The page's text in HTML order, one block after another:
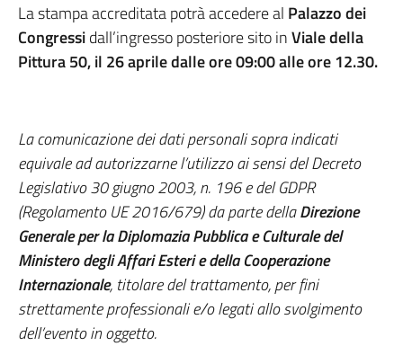
La stampa accreditata potrà accedere al Palazzo dei
Congressidall’ingresso posteriore sito inViale della
Pittura 50, il 26 aprile dalle ore 09:00 alle ore 12.30.
La comunicazione dei dati personali sopra indicati
equivale ad autorizzarne l’utilizzo ai sensi del Decreto
Legislativo 30 giugno 2003, n. 196 e del GDPR
(Regolamento UE 2016/679) da parte dellaDirezione
Generale per la Diplomazia Pubblica e Culturale del
Ministero degli Affari Esteri e della Cooperazione
Internazionale, titolare del trattamento, per fini
strettamente professionali e/o legati allo svolgimento
dell’evento in oggetto.